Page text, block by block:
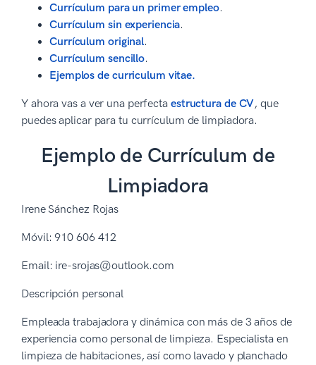
Currículum para un primer empleo.
Currículum sin experiencia.
Currículum original.
Currículum sencillo.
Ejemplos de curriculum vitae.
Y ahora vas a ver una perfecta estructura de CV, que
puedes aplicar para tu currículum de limpiadora.
Ejemplo de Currículum de
Limpiadora
Irene Sánchez Rojas
Móvil: 910 606 412
Email: ire-srojas@outlook.com
Descripción personal
Empleada trabajadora y dinámica con más de 3 años de
experiencia como personal de limpieza. Especialista en
limpieza de habitaciones, así como lavado y planchado